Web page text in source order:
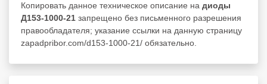
Копировать данное техническое описание на диоды
Д153-1000-21 запрещено без письменного разрешения
правообладателя; указание ссылки на данную страницу
zapadpribor.com/d153-1000-21/ обязательно.